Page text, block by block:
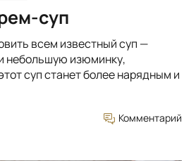
суп
всем известный суп —
небольшую изюминку,
суп станет более нарядным и
Комментарий